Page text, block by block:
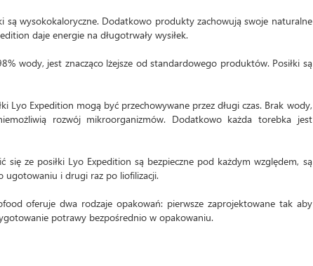
są wysokokaloryczne. Dodatkowo produkty zachowują swoje naturalne
daje energie na długotrwały wysiłek.
wody, jest znacząco lżejsze od standardowego produktów. Posiłki są
Lyo Expedition mogą być przechowywane przez długi czas. Brak wody,
rozwój mikroorganizmów. Dodatkowo każda torebka jest
się ze posiłki Lyo Expedition są bezpieczne pod każdym względem, są
ugotowaniu i drugi raz po liofilizacji.
oferuje dwa rodzaje opakowań: pierwsze zaprojektowane tak aby
potrawy bezpośrednio w opakowaniu.